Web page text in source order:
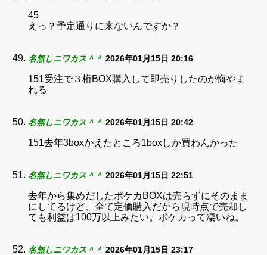
45
えっ？予定通りに来ないんですか？
名無しニワカス＾＾ 2026年01月15日 20:16
151受注で３桁BOX購入して即売りしたのが悔やま
れる
名無しニワカス＾＾ 2026年01月15日 20:42
151去年3boxかえたところ1boxしか買わんかった
名無しニワカス＾＾ 2026年01月15日 22:51
去年から集めだしたポケカBOXは売らずにそのまま
にしてるけど、全て定価購入だから現時点で売却し
ても利益は100万以上みたい。ポケカって凄いね。
名無しニワカス＾＾ 2026年01月15日 23:17